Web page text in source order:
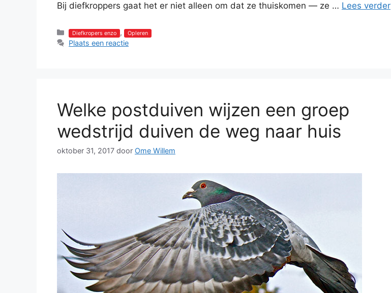
Bij diefkroppers gaat het er niet alleen om dat ze thuiskomen — ze … Lees verder
Categorieën
Diefkropers enzo , Opleren
Plaats een reactie
Welke postduiven wijzen een groep
wedstrijd duiven de weg naar huis
oktober 31, 2017 door Ome Willem